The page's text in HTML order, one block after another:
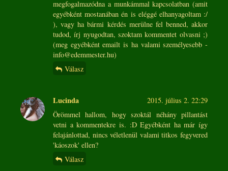
megfogalmazódna a munkámmal kapcsolatban (amit
egyébként mostanában én is eléggé elhanyagoltam :/
), vagy ha bármi kérdés merülne fel benned, akkor
tudod, írj nyugodtan, szoktam kommentet olvasni ;)
(meg egyébként emailt is ha valami személyesebb -
info@edemmester.hu)
Válasz
Lucinda
2015. július 2. 22:29
Örömmel hallom, hogy szoktál néhány pillantást
vetni a kommentekre is. :D Egyébként ha már így
felajánlottad, nincs véletlenül valami titkos fegyvered
'káoszok' ellen?
Válasz